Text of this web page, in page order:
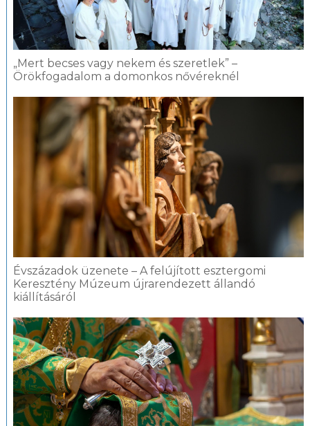
„Mert becses vagy nekem és szeretlek” –
Örökfogadalom a domonkos nővéreknél
Évszázadok üzenete – A felújított esztergomi
Keresztény Múzeum újrarendezett állandó
kiállításáról